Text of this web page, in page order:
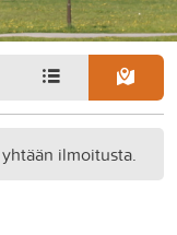
ilmoitusta.